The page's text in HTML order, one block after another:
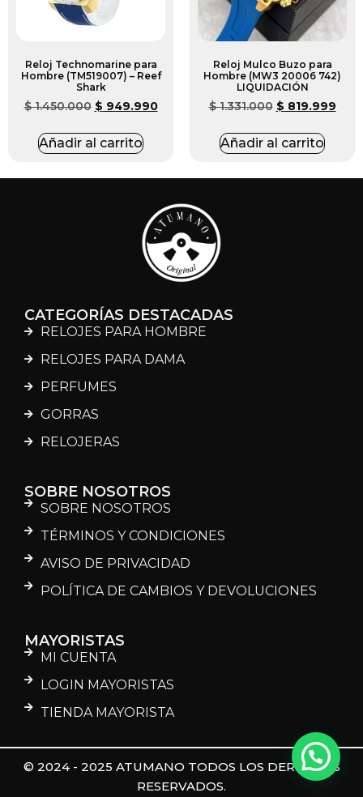
Reloj Technomarine para
Hombre (TM519007) – Reef
Shark
$1.450.000 $ 949.990
Añadir al carrito
Reloj Mulco Buzo para
Hombre (MW3 20006 742)
LIQUIDACIÓN
$1.331.000 $ 819.999
Añadir al carrito
CATEGORÍAS DESTACADAS
RELOJES PARA HOMBRE
RELOJES PARA DAMA
PERFUMES
GORRAS
RELOJERAS
SOBRE NOSOTROS
SOBRE NOSOTROS
TÉRMINOS Y CONDICIONES
AVISO DE PRIVACIDAD
POLÍTICA DE CAMBIOS Y DEVOLUCIONES
MAYORISTAS
MI CUENTA
LOGIN MAYORISTAS
TIENDA MAYORISTA
© 2024 - 2025 ATUMANO TODOS LOS DERECHOS
RESERVADOS.